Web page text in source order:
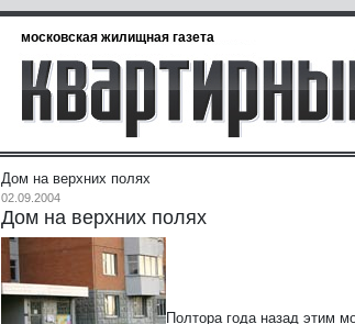
московская жилищная газета
Дом на верхних полях
02.09.2004
Дом на верхних полях
Полтора года назад этим